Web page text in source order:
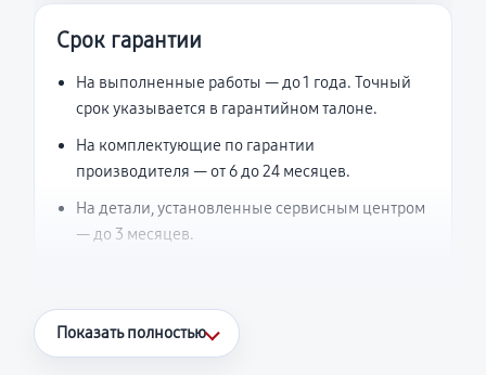
Срок гарантии
На выполненные работы — до 1 года. Точный
срок указывается в гарантийном талоне.
На комплектующие по гарантии
производителя — от 6 до 24 месяцев.
На детали, установленные сервисным центром
— до 3 месяцев.
Что считается гарантийным случаем
Показать полностью